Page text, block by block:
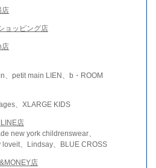
店
ョッピング店
店
、petit main LIEN、b・ROOM
、XLARGE KIDS
店
new york childrenswear、
、Lindsay、BLUE CROSS
店